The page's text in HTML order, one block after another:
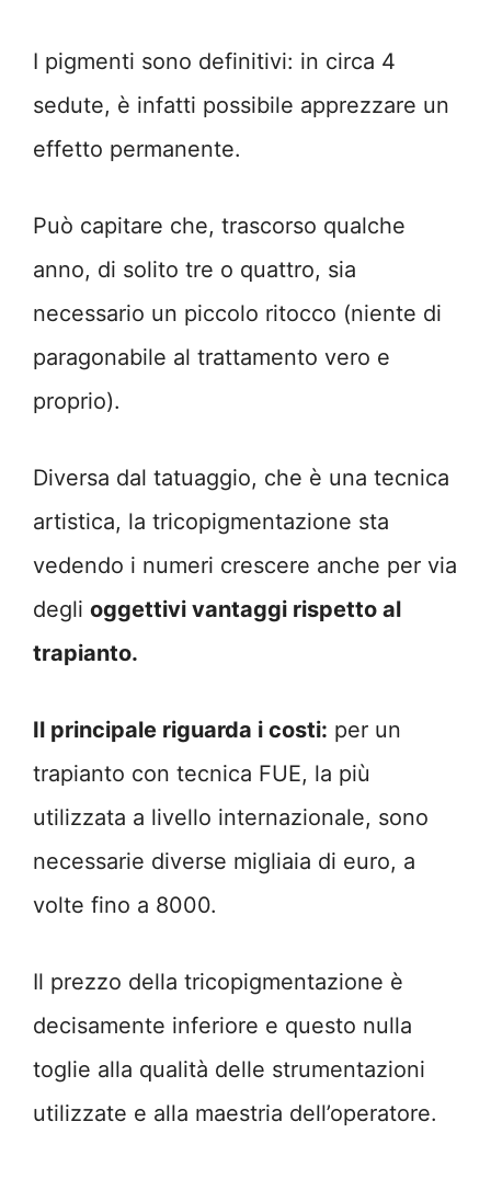
I pigmenti sono definitivi: in circa 4
sedute, è infatti possibile apprezzare un
effetto permanente.
Può capitare che, trascorso qualche
anno, di solito tre o quattro, sia
necessario un piccolo ritocco (niente di
paragonabile al trattamento vero e
proprio).
Diversa dal tatuaggio, che è una tecnica
artistica, la tricopigmentazione sta
vedendo i numeri crescere anche per via
degli oggettivi vantaggi rispetto al
trapianto.
Il principale riguarda i costi: per un
trapianto con tecnica FUE, la più
utilizzata a livello internazionale, sono
necessarie diverse migliaia di euro, a
volte fino a 8000.
Il prezzo della tricopigmentazione è
decisamente inferiore e questo nulla
toglie alla qualità delle strumentazioni
utilizzate e alla maestria dell’operatore.